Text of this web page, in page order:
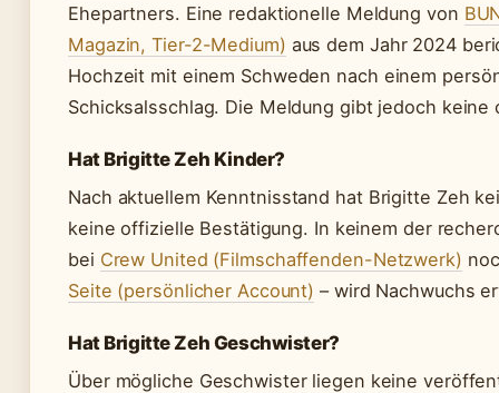
Ehepartners. Eine redaktionelle Meldung von
Magazin, Tier-2-Medium) aus dem Jahr 2024
Hochzeit mit einem Schweden nach einem
Schicksalsschlag. Die Meldung gibt jedoch
Hat Brigitte Zeh Kinder?
Nach aktuellem Kenntnisstand hat Brigitte Zeh
keine offizielle Bestätigung. In keinem der
bei Crew United (Filmschaffenden-Netzwerk)
Seite (persönlicher Account) – wird Nachwuchs
Hat Brigitte Zeh Geschwister?
Über mögliche Geschwister liegen keine